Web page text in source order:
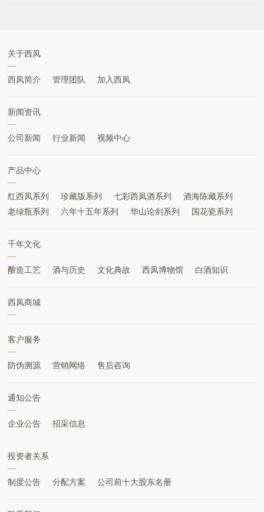
关于西凤
西凤简介 管理团队 加入西凤
新闻资讯
公司新闻 行业新闻 视频中心
产品中心
红西凤系列 珍藏版系列 七彩西凤酒系列
酒海陈藏系列
老绿瓶系列
六年十五年系列 华山论剑系列 国花瓷系列
千年文化
酿造工艺 酒与历史 文化典故 西凤博物馆 白酒知识
西凤商城
客户服务
防伪溯源 营销网络 售后咨询
通知公告
企业公告 招采信息
投资者关系
制度公告 分配方案 公司前十大股东名册